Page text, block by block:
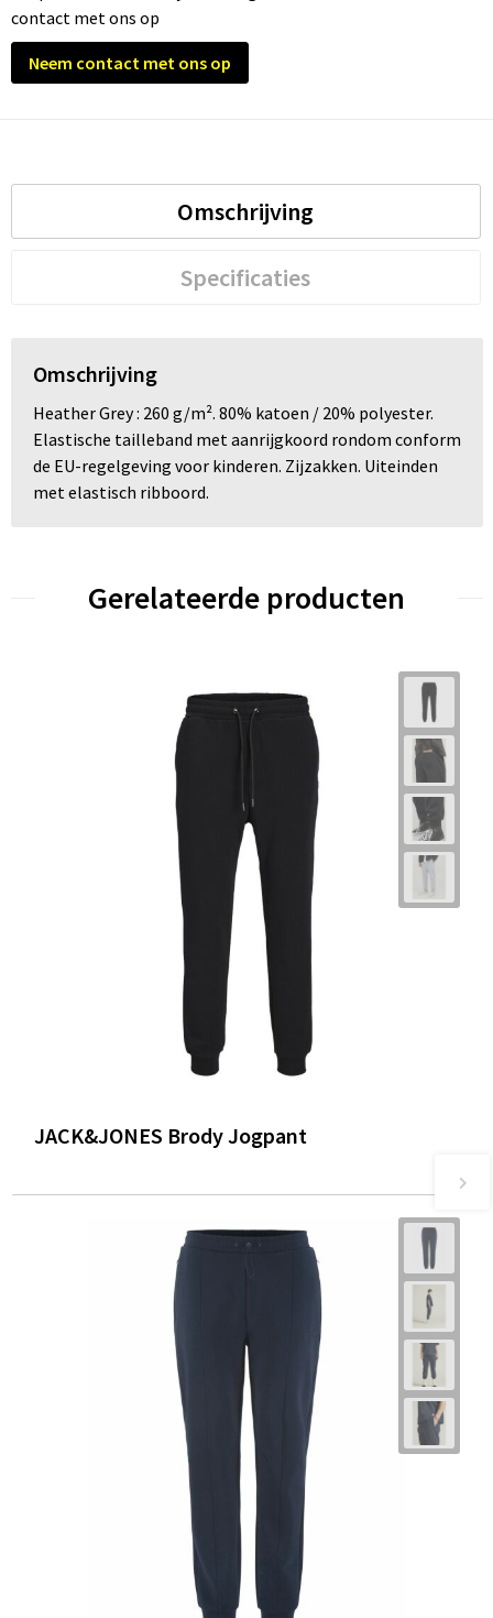
contact met ons op
Neem contact met ons op
Omschrijving
Specificaties
Omschrijving
Heather Grey : 260 g/m². 80% katoen / 20% polyester.
Elastische tailleband met aanrijgkoord rondom conform
de EU-regelgeving voor kinderen. Zijzakken. Uiteinden
met elastisch ribboord.
Gerelateerde producten
JACK&JONES Brody Jogpant